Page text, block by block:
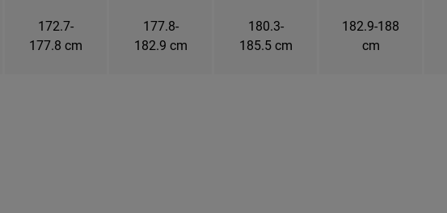
172.7-
177.8 cm
177.8-
182.9 cm
180.3-
185.5 cm
182.9-188
cm